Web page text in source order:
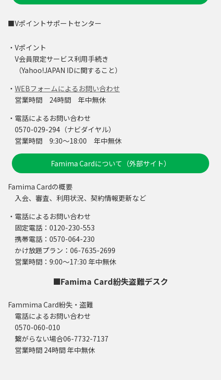
■Vポイントサポートセンター
・Vポイント
V会員限定サービス利用手続き
（Yahoo!JAPAN IDに関すること）
・ WEBフォームによるお問い合わせ
営業時間 24時間 年中無休
・電話によるお問い合わせ
0570-029-294（ナビダイヤル）
営業時間 9:30～18:00 年中無休
Famima Cardについて（外部サイト）
Famima Cardの概要
入会、審査、利用状況、契約情報更新など
・電話によるお問い合わせ
固定電話：0120-230-553
携帯電話：0570-064-230
かけ放題プラン：06-7635-2699
営業時間：9:00～17:30 年中無休
■Famima Card紛失盗難デスク
Fammima Card紛失・盗難
電話によるお問い合わせ
0570-060-010
繋がらない場合06-7732-7137
営業時間 24時間 年中無休